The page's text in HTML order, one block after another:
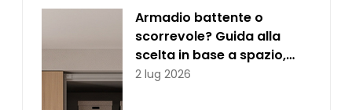
Armadio battente o
scorrevole? Guida alla
scelta in base a spazio,
stile ed esigenze
2 lug 2026